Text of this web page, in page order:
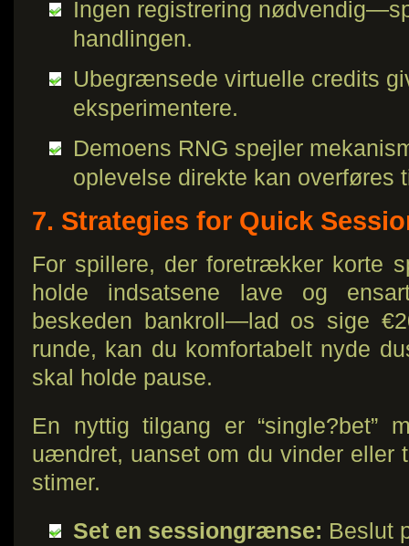
Ingen registrering
handlingen.
Ubegrænsede virtuelle credits
eksperimentere.
Demoens RNG spejler
oplevelse direkte kan overføres
7. Strategies for Quick
For spillere, der foretrækker korte
holde indsatsene lave og
beskeden bankroll—lad os sige
runde, kan du komfortabelt nyde
skal holde pause.
En nyttig tilgang er “single?bet”
uændret, uanset om du vinder eller
stimer.
Set en sessiongrænse: Beslut